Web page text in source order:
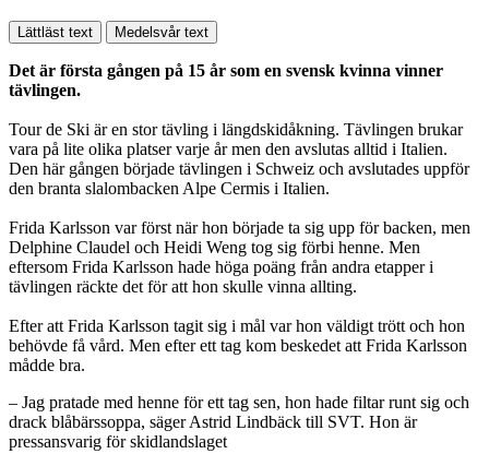
Lättläst text Medelsvår text
Det är första gången på 15 år som en svensk kvinna vinner
tävlingen.
Tour de Ski är en stor tävling i längdskidåkning. Tävlingen brukar
vara på lite olika platser varje år men den avslutas alltid i Italien.
Den här gången började tävlingen i Schweiz och avslutades uppför
den branta slalombacken Alpe Cermis i Italien.
Frida Karlsson var först när hon började ta sig upp för backen, men
Delphine Claudel och Heidi Weng tog sig förbi henne. Men
eftersom Frida Karlsson hade höga poäng från andra etapper i
tävlingen räckte det för att hon skulle vinna allting.
Efter att Frida Karlsson tagit sig i mål var hon väldigt trött och hon
behövde få vård. Men efter ett tag kom beskedet att Frida Karlsson
mådde bra.
– Jag pratade med henne för ett tag sen, hon hade filtar runt sig och
drack blåbärssoppa, säger Astrid Lindbäck till SVT. Hon är
pressansvarig för skidlandslaget
prestera så
bra som
möjligt
under ditt
du nekar de
här kakorna
kommer viss
funktionalitet
från
hemsidan.
Marknadsföring
Genom att dela
med dig av dina
beteende när du
surfar ökar du
chansen att få se
personligt